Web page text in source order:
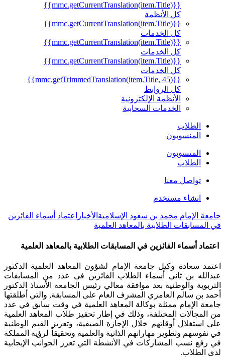
{{mmc.getCurrentTranslation(item.Title)}}
كل الأنظمة
{{mmc.getCurrentTranslation(item.Title)}}
كل الخدمات
{{mmc.getCurrentTranslation(item.Title)}}
كل الخدمات
{{mmc.getCurrentTranslation(item.Title)}}
كل الخدمات
{{mmc.getTrimmedTranslation(item.Title, 45)}}
كل الروابط
الأنظمة الإلكترونية
الخدمات السحابية
الطلاب
المنسوبون
المنسوبون
الطلاب
تواصل معنا
انشاء مستخدم
جامعة الإمام محمد بن سعود الإسلامية الأخبار
اعتماد أسماء الفائزين
في المسابقات الطلابية بالمعاهد العلمية
اعتماد أسماء الفائزين في المسابقات الطلابية بالمعاهد العلمية
​اعتمد سعادة وكيل جامعة الإمام لشؤون المعاهد العلمية الدكتور
عبدالله بن ثاني أسماء الطلاب الفائزين في عدد من المسابقات
التربوية والوطنية بعد موافقة معالي رئيس الجامعة الأستاذ الدكتور
أحمد بن سالم العامري المشرف العام على المسابقة, والتي أطلقتها
جامعة الإمام ممثلة بوكالة المعاهد العلمية في وقت سابق في عدد
من المجالات المختلفة، وذلك في إطار تحفيز طلاب المعاهد العلمية
على استغلال أوقاتهم خلال الإجازة الصيفية، وتعزيز القيم الوطنية
في نفوسهم وتطوير مهاراتهم الذاتية والعلمية وتحقيقاً لرؤية المملكة
في رفع نسب المشاركات في الأنشطة التي تعزز الجوانب الإيجابية
لدى الطلاب.